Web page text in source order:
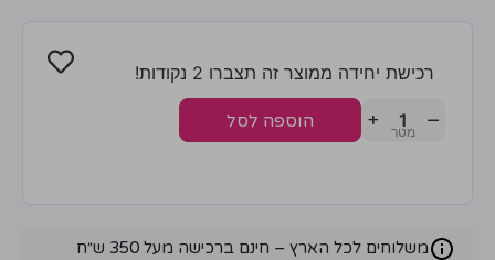
רכישת יחידה ממוצר זה תצברו 2 נקודות!
−
+ הוספה לסל
משלוחים לכל הארץ – חינם ברכישה מעל 350 ש״ח